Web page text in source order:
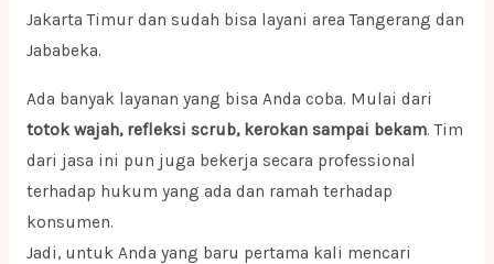
Jakarta Timur dan sudah bisa layani area Tangerang dan
Jababeka.
Ada banyak layanan yang bisa Anda coba. Mulai dari
totok wajah, refleksi scrub, kerokan sampai bekam. Tim
dari jasa ini pun juga bekerja secara professional
terhadap hukum yang ada dan ramah terhadap
konsumen.
Jadi, untuk Anda yang baru pertama kali mencari